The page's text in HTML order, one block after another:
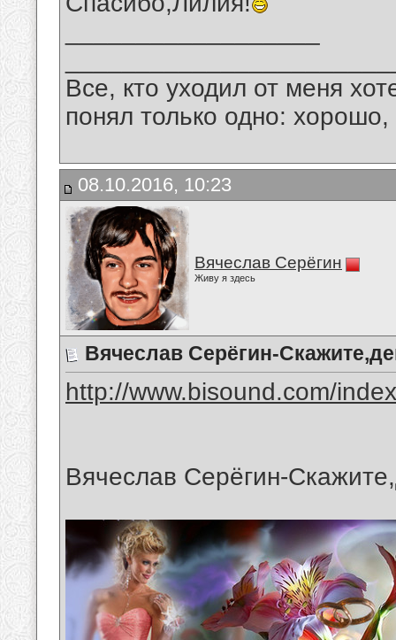
Все, кто уходил от меня
понял только одно:
08.10.2016, 10:23
Вячеслав Серёгин
Живу я здесь
Вячеслав Серёгин-
http://www.bisound.com/
Вячеслав Серёгин-